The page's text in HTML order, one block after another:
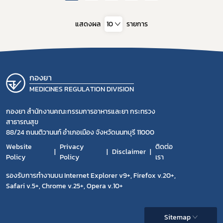
แสดงผล 10 รายการ
กองยา
MEDICINES REGULATION DIVISION
กองยา สำนักงานคณะกรรมการอาหารและยา กระทรวง
สาธารณสุข
88/24 ถนนติวานนท์ อำเภอเมือง จังหวัดนนทบุรี 11000
Website
Policy
Privacy
Policy
Disclaimer
ติดต่อ
เรา
รองรับการทำงานบน Internet Explorer v9+, Firefox v.20+,
Safari v.5+, Chrome v.25+, Opera v.10+
Sitemap